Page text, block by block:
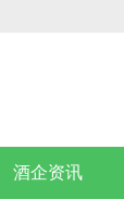
酒企资讯